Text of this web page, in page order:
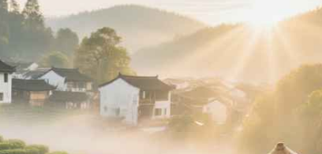
大多不是那种刻意装修的“网红店”，而是“家”。村民们把自
院子里摆几张桌椅，门外支个炒茶的铁锅，就是一家地道的
“被服务”的疏离感，反而更像是去一个老朋友家串门。
名的茶楼，地图上标着人均五六十块的样子，但去过的人都
二楼的窗前望出去，正对着龙井的茶山，门前还有一条小溪
板娘是出了名的豪爽，30块钱一杯的龙井，还附赠一大盆瓜